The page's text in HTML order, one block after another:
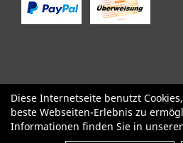
SALE Specialized Factor
Pinarello
OPEN Kids / BMX
Zubehör
Diese Internetseite benutzt
beste Webseiten-Erlebnis zu
Informationen finden Sie in